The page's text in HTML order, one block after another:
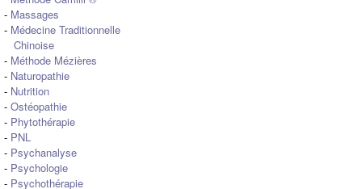
- Massages
- Médecine Traditionnelle
Chinoise
- Méthode Mézières
- Naturopathie
- Nutrition
- Ostéopathie
- Phytothérapie
- PNL
- Psychanalyse
- Psychologie
- Psychothérapie